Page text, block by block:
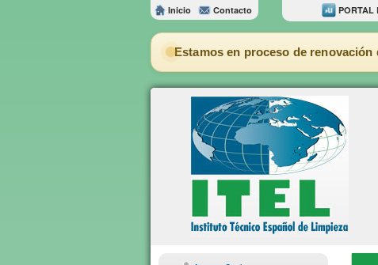
Inicio Contacto PORTAL
Estamos en proceso de